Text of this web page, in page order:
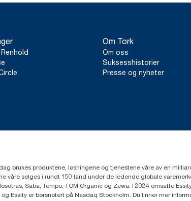
Om Tork
Om oss
Suksesshistorier
Presse og nyheter
brukes produktene, løsningene og tjenestene våre av en
våre selges i rundt 150 land under de ledende globale
Saba, Tempo, TOM Organic og Zewa. I 2024 omsatte
Essity er børsnotert på Nasdaq Stockholm. Du finner mer